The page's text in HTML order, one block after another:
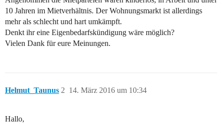
10 Jahren im Mietverhältnis. Der Wohnungsmarkt ist allerdings
mehr als schlecht und hart umkämpft.
Denkt ihr eine Eigenbedarfskündigung wäre möglich?
Vielen Dank für eure Meinungen.
Helmut_Taunus 14. März 2016 um 10:34
2
Hallo,